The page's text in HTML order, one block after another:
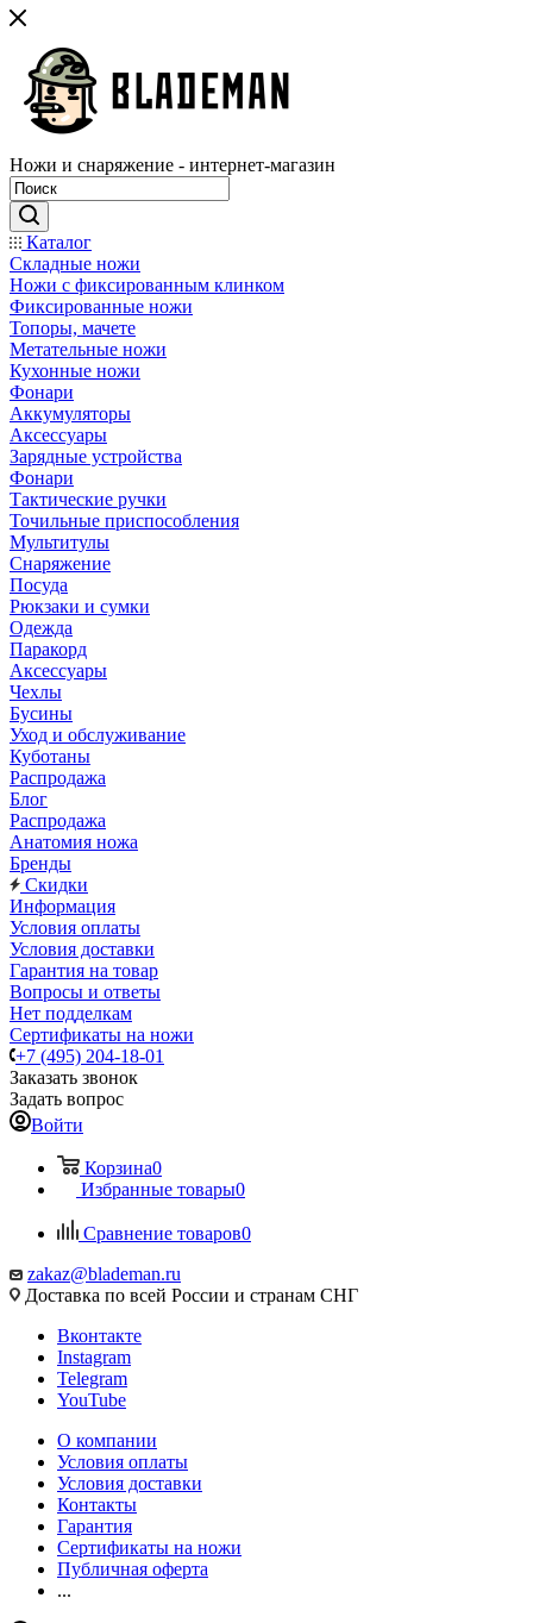
Ножи и снаряжение - интернет-магазин
Каталог
Складные ножи
Ножи с фиксированным клинком
Фиксированные ножи
Топоры, мачете
Метательные ножи
Кухонные ножи
Фонари
Аккумуляторы
Аксессуары
Зарядные устройства
Фонари
Тактические ручки
Точильные приспособления
Мультитулы
Снаряжение
Посуда
Рюкзаки и сумки
Одежда
Паракорд
Аксессуары
Чехлы
Бусины
Уход и обслуживание
Куботаны
Распродажа
Блог
Распродажа
Анатомия ножа
Бренды
Скидки
Информация
Условия оплаты
Условия доставки
Гарантия на товар
Вопросы и ответы
Нет подделкам
Сертификаты на ножи
+7 (495) 204-18-01
Заказать звонок
Задать вопрос
Войти
Корзина0
Избранные товары0
Сравнение товаров0
zakaz@blademan.ru
Доставка по всей России и странам СНГ
Вконтакте
Instagram
Telegram
YouTube
О компании
Условия оплаты
Условия доставки
Контакты
Гарантия
Сертификаты на ножи
Публичная оферта
...